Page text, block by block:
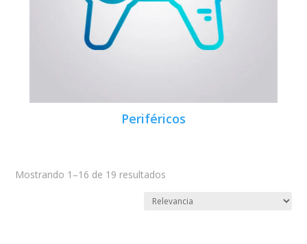
Periféricos
Mostrando 1–16 de 19 resultados